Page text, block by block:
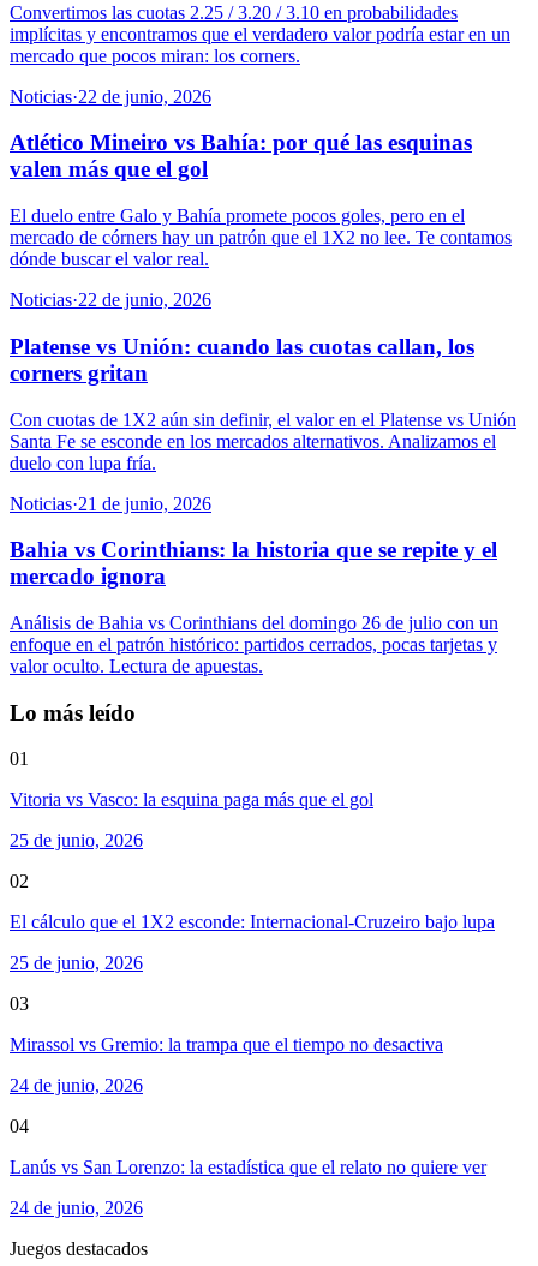
Convertimos las cuotas 2.25 / 3.20 / 3.10 en probabilidades
implícitas y encontramos que el verdadero valor podría estar en un
mercado que pocos miran: los corners.
Noticias·22 de junio, 2026
Atlético Mineiro vs Bahía: por qué las esquinas
valen más que el gol
El duelo entre Galo y Bahía promete pocos goles, pero en el
mercado de córners hay un patrón que el 1X2 no lee. Te contamos
dónde buscar el valor real.
Noticias·22 de junio, 2026
Platense vs Unión: cuando las cuotas callan, los
corners gritan
Con cuotas de 1X2 aún sin definir, el valor en el Platense vs Unión
Santa Fe se esconde en los mercados alternativos. Analizamos el
duelo con lupa fría.
Noticias·21 de junio, 2026
Bahia vs Corinthians: la historia que se repite y el
mercado ignora
Análisis de Bahia vs Corinthians del domingo 26 de julio con un
enfoque en el patrón histórico: partidos cerrados, pocas tarjetas y
valor oculto. Lectura de apuestas.
Lo más leído
01
Vitoria vs Vasco: la esquina paga más que el gol
25 de junio, 2026
02
El cálculo que el 1X2 esconde: Internacional-Cruzeiro bajo lupa
25 de junio, 2026
03
Mirassol vs Gremio: la trampa que el tiempo no desactiva
24 de junio, 2026
04
Lanús vs San Lorenzo: la estadística que el relato no quiere ver
24 de junio, 2026
Juegos destacados